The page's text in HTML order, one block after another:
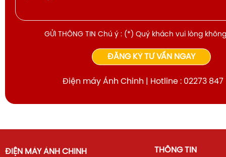
GỬI THÔNG TIN Chú ý : (*) Quý khách vui lòng
ĐĂNG KÝ TƯ VẤN NGAY
Điện máy Ánh Chinh | Hotline : 02273 847
ĐIỆN MÁY ÁNH CHINH THÔNG TIN